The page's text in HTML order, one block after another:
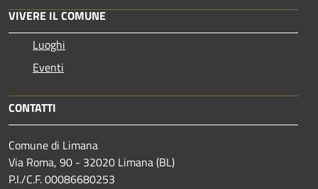
VIVERE IL COMUNE
Luoghi
Eventi
CONTATTI
Comune di Limana
Via Roma, 90 - 32020 Limana (BL)
P.I./C.F. 00086680253